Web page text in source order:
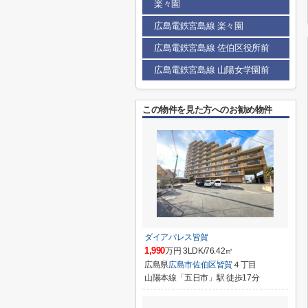
楽々園
広島電鉄宮島線 楽々園
広島電鉄宮島線 佐伯区役所前
広島電鉄宮島線 山陽女学園前
この物件を見た方へのお勧め物件
ダイアパレス皆賀
1,990万円 3LDK/76.42㎡
広島県広島市佐伯区皆賀４丁目
山陽本線「五日市」駅 徒歩17分